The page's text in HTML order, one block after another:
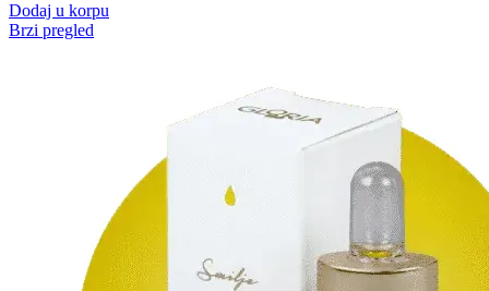
Dodaj u korpu
Brzi pregled